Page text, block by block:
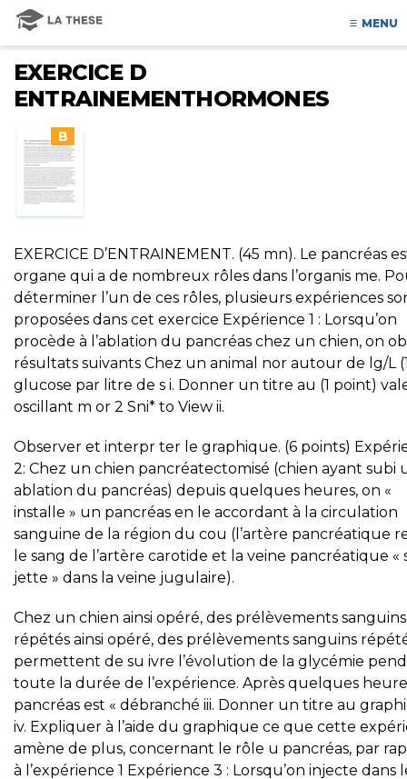
MENU
EXERCICE D
ENTRAINEMENTHORMONES
B
EXERCICE D’ENTRAINEMENT. (45 mn). Le pancréas
organe qui a de nombreux rôles dans l’organis me.
déterminer l’un de ces rôles, plusieurs expériences
proposées dans cet exercice Expérience 1 : Lorsqu’on
procède à l’ablation du pancréas chez un chien, on
résultats suivants Chez un animal nor autour de lg/L
glucose par litre de s i. Donner un titre au (1 point)
oscillant m or 2 Sni* to View ii.
Observer et interpr ter le graphique. (6 points)
2: Chez un chien pancréatectomisé (chien ayant subi
ablation du pancréas) depuis quelques heures, on «
installe » un pancréas en le accordant à la circulation
sanguine de la région du cou (l’artère pancréatique
le sang de l’artère carotide et la veine pancréatique «
jette » dans la veine jugulaire).
Chez un chien ainsi opéré, des prélèvements sanguins
répétés ainsi opéré, des prélèvements sanguins
permettent de su ivre l’évolution de la glycémie
toute la durée de l’expérience. Après quelques
pancréas est « débranché iii. Donner un titre au
iv. Expliquer à l’aide du graphique ce que cette
amène de plus, concernant le rôle u pancréas, par
à l’expérience 1 Expérience 3 : Lorsqu’on injecte dans